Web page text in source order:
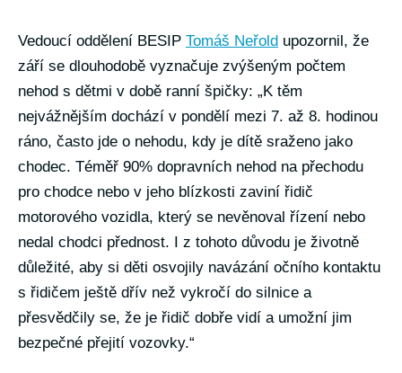
Vedoucí oddělení BESIP Tomáš Neřold upozornil, že
září se dlouhodobě vyznačuje zvýšeným počtem
nehod s dětmi v době ranní špičky: „K těm
nejvážnějším dochází v pondělí mezi 7. až 8. hodinou
ráno, často jde o nehodu, kdy je dítě sraženo jako
chodec. Téměř 90% dopravních nehod na přechodu
pro chodce nebo v jeho blízkosti zaviní řidič
motorového vozidla, který se nevěnoval řízení nebo
nedal chodci přednost. I z tohoto důvodu je životně
důležité, aby si děti osvojily navázání očního kontaktu
s řidičem ještě dřív než vykročí do silnice a
přesvědčily se, že je řidič dobře vidí a umožní jim
bezpečné přejití vozovky.“